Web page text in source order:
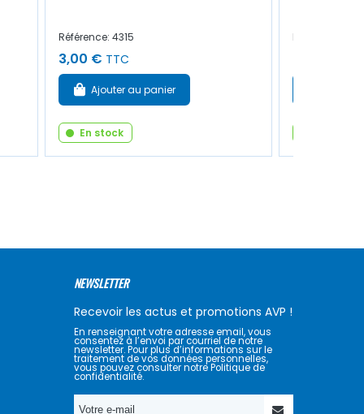
Référence: 4315
3,00 € TTC
Ajouter au panier
En stock
Référence:
NEWSLETTER
Recevoir les actus et promotions AVP !
En renseignant votre adresse email, vous
consentez à l’envoi par courriel de notre
newsletter. Pour plus d’informations sur le
traitement de vos données personnelles,
vous pouvez consulter notre Politique de
confidentialité.